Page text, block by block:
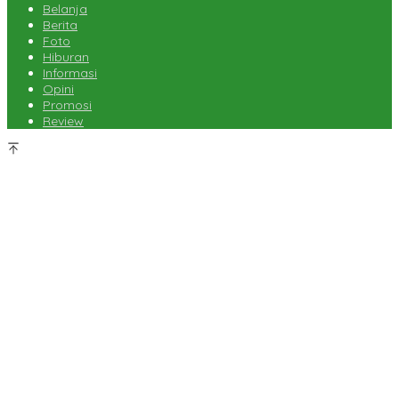
Belanja
Berita
Foto
Hiburan
Informasi
Opini
Promosi
Review